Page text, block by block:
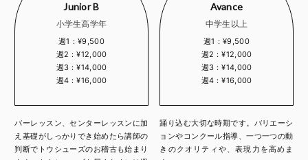
Junior B
小学生高学年
週1：¥9,500
週2：¥12,000
週3：¥14,000
週4：¥16,000
バーレッスン、センターレッスンに加
え基礎がしっかりでき始めたら講師の
判断でトウシューズのお稽古も始まり
Avance
中学生以上
週1：¥9,500
週2：¥12,000
週3：¥14,000
週4：¥16,000
踊り込む大切な時期です。バリエーシ
ョンやコンクール指導、一つ一つの動
きのクオリティや、表現力を高めま